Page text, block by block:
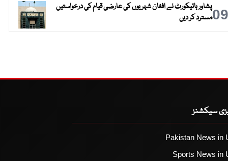
09پشاور ہائیکورٹ نے افغان شہریوں کی عارضی قیام کی درخواستیں
مسترد کر دیں
سیکشنز
Pakistan News in
Sports News in